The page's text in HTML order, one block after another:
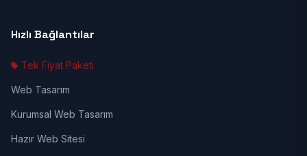
Hızlı Bağlantılar
Tek Fiyat Paketi
Web Tasarım
Kurumsal Web Tasarım
Hazır Web Sitesi